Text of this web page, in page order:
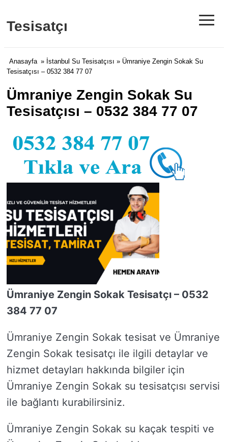
Tesisatçı ≡
Anasayfa » İstanbul Su Tesisatçısı » Ümraniye Zengin Sokak Su
Tesisatçısı – 0532 384 77 07
Ümraniye Zengin Sokak Su
Tesisatçısı – 0532 384 77 07
Ümraniye Zengin Sokak Tesisatçı – 0532
384 77 07
Ümraniye Zengin Sokak tesisat ve Ümraniye
Zengin Sokak tesisatçı ile ilgili detaylar ve
hizmet detayları hakkında bilgiler için
Ümraniye Zengin Sokak su tesisatçısı servisi
ile bağlantı kurabilirsiniz.
Ümraniye Zengin Sokak su kaçak tespiti ve